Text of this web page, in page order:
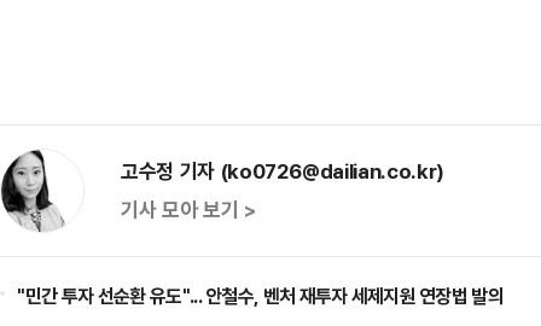
고수정 기자 (ko0726@dailian.co.kr)
기사 모아 보기 >
​"민간 투자 선순환 유도"... 안철수, 벤처 재투자 세제지원 연장법 발의